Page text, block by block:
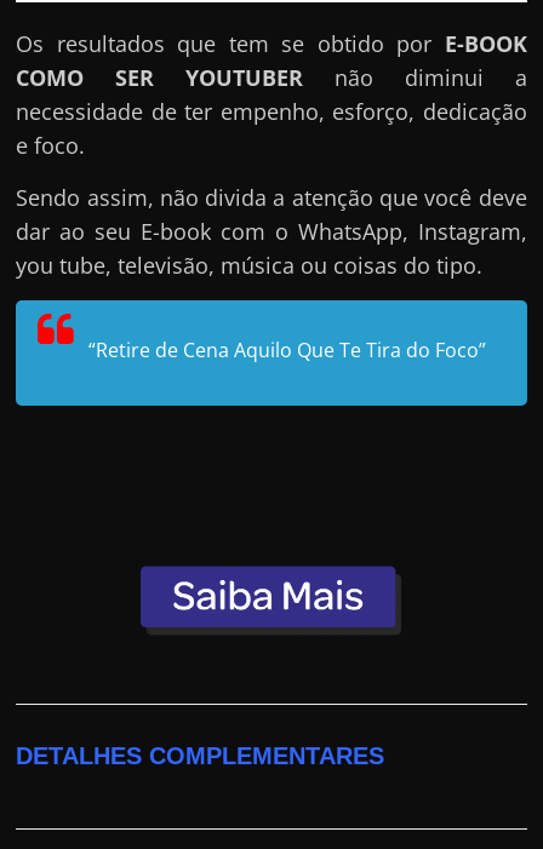
Os resultados que tem se obtido por E-BOOK
COMO SER YOUTUBER não diminui a
necessidade de ter empenho, esforço, dedicação
e foco.
Sendo assim, não divida a atenção que você deve
dar ao seu E-book com o WhatsApp, Instagram,
you tube, televisão, música ou coisas do tipo.
“Retire de Cena Aquilo Que Te Tira do Foco”
DETALHES COMPLEMENTARES